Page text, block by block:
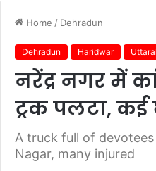
Home / Dehradun
Dehradun Haridwar
नरेंद्र नगर में
ट्रक पलटा,
A truck full of
Nagar, many injured